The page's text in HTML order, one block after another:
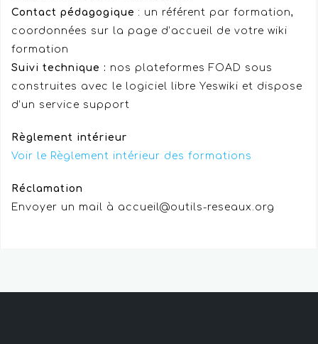
Contact pédagogique : un référent par formation,
coordonnées sur la page d’accueil de votre wiki
formation
Suivi technique : nos plateformes FOAD sous
construites avec le logiciel libre Yeswiki et dispose
d’un service support
Règlement intérieur
Voir le Règlement intérieur des formations
Réclamation
Envoyer un mail à accueil@outils-reseaux.org